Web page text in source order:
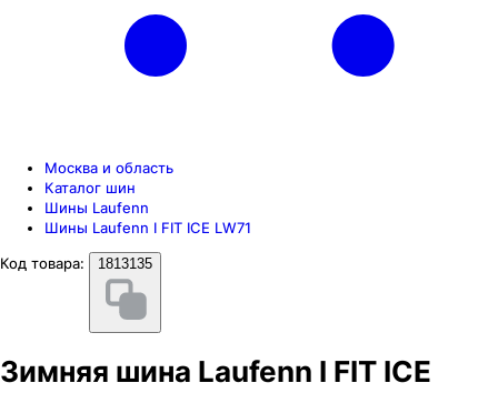
Москва и область
Каталог шин
Шины Laufenn
Шины Laufenn I FIT ICE LW71
Код товара:
1813135
Зимняя шина Laufenn I FIT ICE